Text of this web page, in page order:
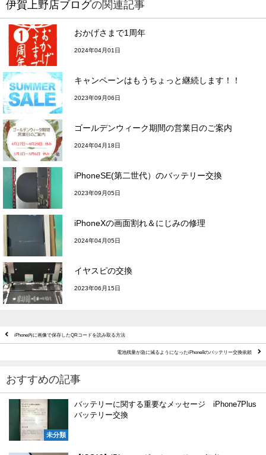
伊賀上野店ブログの関連記事
おかげさまで1周年
2024年04月01日
キャンペーンはもうちょっと継続します！！
2023年09月06日
ゴールデンウィーク期間の営業日のご案内
2024年04月18日
iPhoneSE(第二世代）のバッテリー交換
2023年09月05日
iPhoneXの画面割れ＆にじみの修理
2024年04月05日
イヤスピの交換
2023年06月15日
iPhone内に画像で保存したQRコードを読み取る方法
電池残量が急に減るようになったiPhone8のバッテリー交換依頼
おすすめの記事
未分類
バッテリーに関する重要なメッセージ iPhone7Plus
バッテリー交換